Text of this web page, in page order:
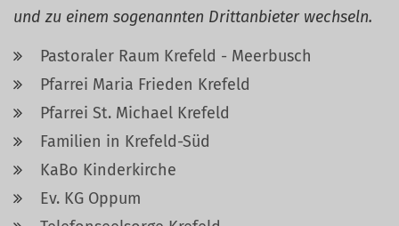
und zu einem sogenannten Drittanbieter wechseln.
Pastoraler Raum Krefeld - Meerbusch
Pfarrei Maria Frieden Krefeld
Pfarrei St. Michael Krefeld
Familien in Krefeld-Süd
KaBo Kinderkirche
Ev. KG Oppum